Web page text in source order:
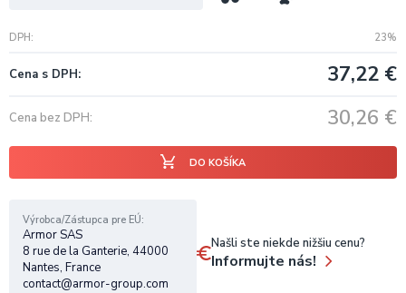
DPH 23%
Cena s DPH 37,22 €
Cena bez DPH 30,26 €
DO KOŠÍKA
Výrobca/Zástupca pre EÚ
Armor SAS
8 rue de la Ganterie, 44000
Nantes, France
contact@armor-group.com
Našli ste niekde nižšiu cenu?
Informujte nás!